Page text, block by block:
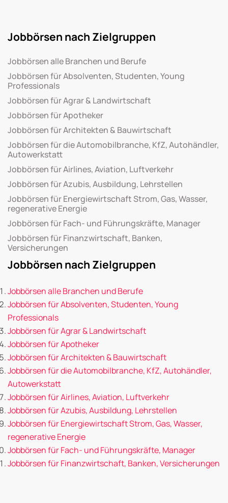
Jobbörsen nach Zielgruppen
Jobbörsen alle Branchen und Berufe
Jobbörsen für Absolventen, Studenten, Young
Professionals
Jobbörsen für Agrar & Landwirtschaft
Jobbörsen für Apotheker
Jobbörsen für Architekten & Bauwirtschaft
Jobbörsen für die Automobilbranche, KfZ, Autohändler,
Autowerkstatt
Jobbörsen für Airlines, Aviation, Luftverkehr
Jobbörsen für Azubis, Ausbildung, Lehrstellen
Jobbörsen für Energiewirtschaft Strom, Gas, Wasser,
regenerative Energie
Jobbörsen für Fach- und Führungskräfte, Manager
Jobbörsen für Finanzwirtschaft, Banken,
Versicherungen
Jobbörsen nach Zielgruppen
Jobbörsen alle Branchen und Berufe
Jobbörsen für Absolventen, Studenten, Young
Professionals
Jobbörsen für Agrar & Landwirtschaft
Jobbörsen für Apotheker
Jobbörsen für Architekten & Bauwirtschaft
Jobbörsen für die Automobilbranche, KfZ, Autohändler,
Autowerkstatt
Jobbörsen für Airlines, Aviation, Luftverkehr
Jobbörsen für Azubis, Ausbildung, Lehrstellen
Jobbörsen für Energiewirtschaft Strom, Gas, Wasser,
regenerative Energie
Jobbörsen für Fach- und Führungskräfte, Manager
Jobbörsen für Finanzwirtschaft, Banken, Versicherungen